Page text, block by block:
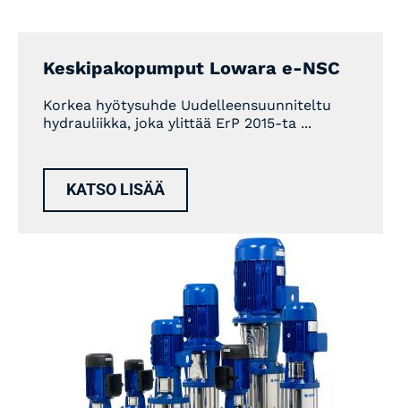
Keskipakopumput Lowara e-NSC
Korkea hyötysuhde Uudelleensuunniteltu
hydrauliikka, joka ylittää ErP 2015-ta ...
KATSO LISÄÄ